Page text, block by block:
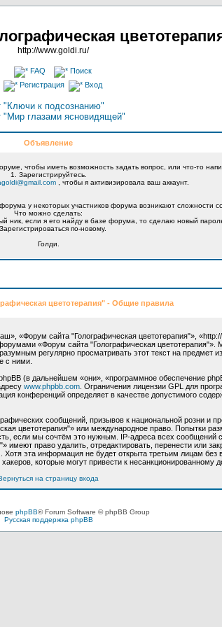
http://www.goldi.ru/
FAQ
Поиск
Регистрация
Вход
"Ключи к подсознанию"
"Мир глазами ясновидящей"
Объявление
чтобы иметь возможность задать вопрос, или что-то
1. Зарегистрируйтесь.
, чтобы я активизировала ваш аккаунт.
у некоторых участников форума возникают сложности
Что можно сделать:
ник, если я его найду в базе форума, то сделаю новый
по-новому.
Голди.
цветотерапия" - Общие правила
«Форум сайта "Голографическая цветотерапия"»,
«Форум сайта "Голографическая цветотерапия"».
регулярно просматривать этот текст на предмет
с ними.
(в дальнейшем «они», «программное обеспечение
www.phpbb.com . Ограничения лицензии GPL для
конференций определяет в качестве допустимого
сообщений, призывов к национальной розни и
цветотерапия"» или международное право. Попытки
если мы сочтём это нужным. IP-адреса всех сообщений
право удалить, отредактировать, перенести или
эта информация не будет открыта третьим лицам
которые могут привести к несанкционированному
на страницу входа
phpBB® Forum Software © phpBB Group
Русская поддержка phpBB